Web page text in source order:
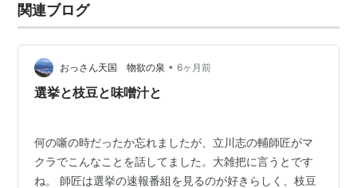
関連ブログ
おっさん天国 物欲の泉 • 6ヶ月前
選挙と枝豆と味噌汁と
何の噺の時だったか忘れましたが、立川志の輔師匠がマ
クラでこんなことを話してました。大雑把に言うとです
ね。 師匠は選挙の速報番組を見るのが好きらしく、枝豆